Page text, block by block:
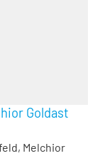
Goldast
Melchior